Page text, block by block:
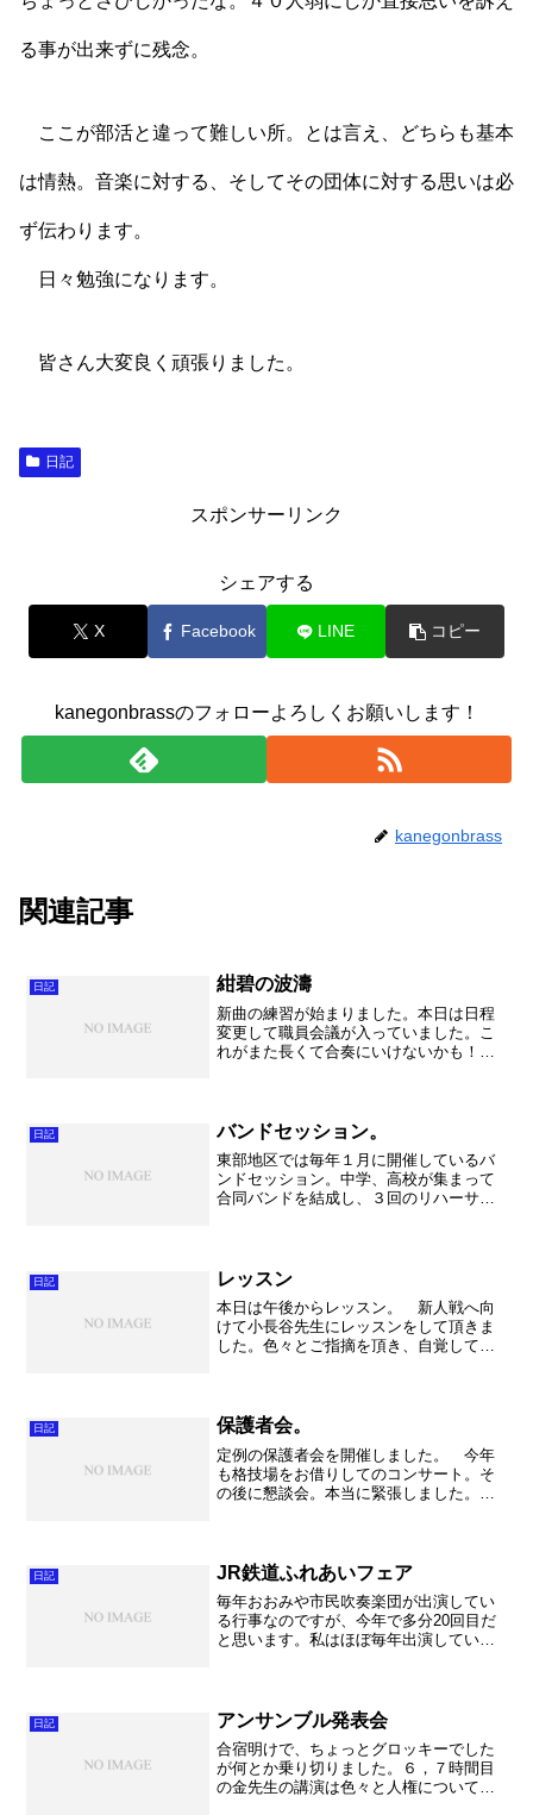
る事が出来ずに残念。
ここが部活と違って難しい所。とは言え、どちらも基本
は情熱。音楽に対する、そしてその団体に対する思いは必
ず伝わります。
日々勉強になります。
皆さん大変良く頑張りました。
日記
スポンサーリンク
シェアする
X Facebook LINE コピー
kanegonbrassのフォローよろしくお願いします！
kanegonbrass
関連記事
日記 紺碧の波濤
新曲の練習が始まりました。本日は日程
変更して職員会議が入っていました。こ
れがまた長くて合奏にいけないかも！と
曲のこの曲にしました。実...
日記 バンドセッション。
東部地区では毎年１月に開催しているバ
ンドセッション。中学、高校が集まって
合同バンドを結成し、３回のリハーサル
います。 さらには今年は...
日記 レッスン
本日は午後からレッスン。 新人戦へ向
けて小長谷先生にレッスンをして頂きま
した。色々とご指摘を頂き、自覚してい
す。1人1人が意識高く、...
日記 保護者会。
定例の保護者会を開催しました。 今年
も格技場をお借りしてのコンサート。そ
の後に懇談会。本当に緊張しました。毎
わいとなりました。うれ...
日記 JR鉄道ふれあいフェア
毎年おおみや市民吹奏楽団が出演してい
る行事なのですが、今年で多分20回目だ
と思います。私はほぼ毎年出演していま
時代もありましたが、団...
日記 アンサンブル発表会
合宿明けで、ちょっとグロッキーでした
が何とか乗り切りました。６，７時間目
の金先生の講演は色々と人権について考